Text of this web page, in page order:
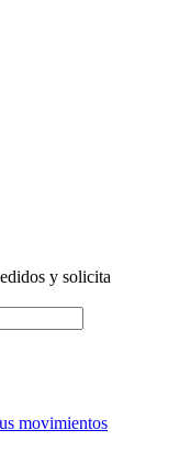
y solicita
movimientos